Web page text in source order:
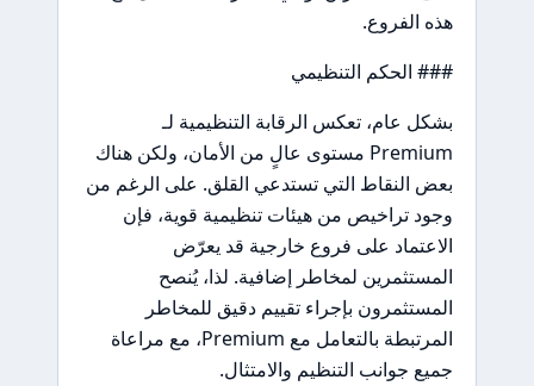
هذه الفروع.
### الحكم التنظيمي
بشكل عام، تعكس الرقابة التنظيمية لـ
Premium مستوى عالٍ من الأمان، ولكن هناك
بعض النقاط التي تستدعي القلق. على الرغم من
وجود تراخيص من هيئات تنظيمية قوية، فإن
الاعتماد على فروع خارجية قد يعرّض
المستثمرين لمخاطر إضافية. لذا، يُنصح
المستثمرون بإجراء تقييم دقيق للمخاطر
المرتبطة بالتعامل مع Premium، مع مراعاة
جميع جوانب التنظيم والامتثال.